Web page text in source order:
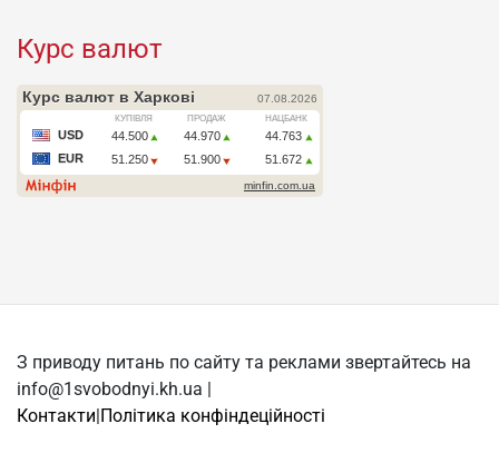
Курс валют
З приводу питань по сайту та реклами звертайтесь на
info@1svobodnyi.kh.ua |
Контакти|Політика конфіндеційності